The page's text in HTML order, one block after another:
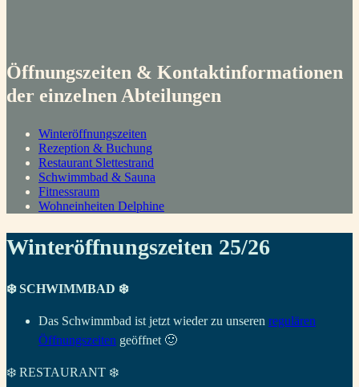
Öffnungszeiten & Kontaktinformationen
der einzelnen Abteilungen
Winteröffnungszeiten
Rezeption & Buchung
Restaurant Slettestrand
Schwimmbad & Sauna
Fitnessraum
Wohneinheiten Delphine
Winteröffnungszeiten 25/26
❄️ SCHWIMMBAD ❄️
Das Schwimmbad ist jetzt wieder zu unseren regulären
Öffnungszeiten geöffnet 🙂
❄️ RESTAURANT ❄️